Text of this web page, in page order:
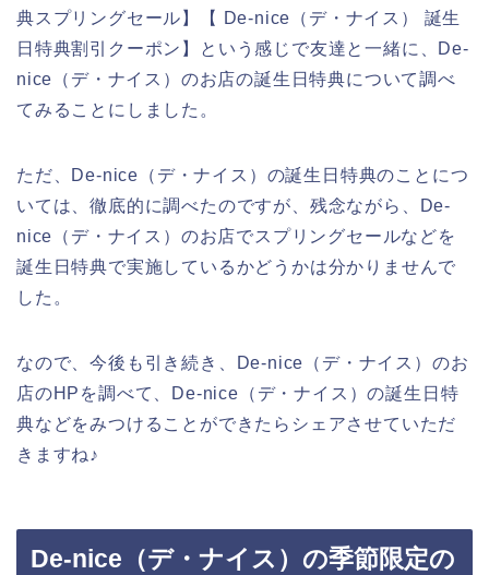
典スプリングセール】【 De-nice（デ・ナイス） 誕生
日特典割引クーポン】という感じで友達と一緒に、De-
nice（デ・ナイス）のお店の誕生日特典について調べ
てみることにしました。
ただ、De-nice（デ・ナイス）の誕生日特典のことにつ
いては、徹底的に調べたのですが、残念ながら、De-
nice（デ・ナイス）のお店でスプリングセールなどを
誕生日特典で実施しているかどうかは分かりませんで
した。
なので、今後も引き続き、De-nice（デ・ナイス）のお
店のHPを調べて、De-nice（デ・ナイス）の誕生日特
典などをみつけることができたらシェアさせていただ
きますね♪
De-nice（デ・ナイス）の季節限定の